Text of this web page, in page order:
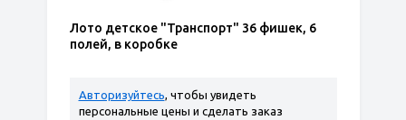
Лото детское "Транспорт" 36 фишек, 6
полей, в коробке
Авторизуйтесь, чтобы увидеть
персональные цены и сделать заказ